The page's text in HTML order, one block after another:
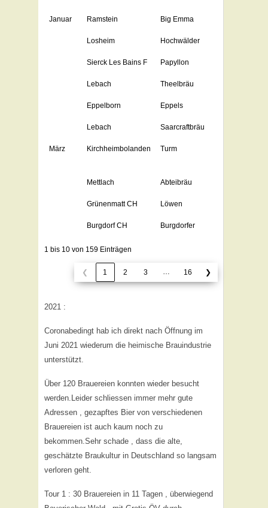
Januar Ramstein Big Emma
Losheim Hochwälder
Sierck Les Bains F Papyllon
Lebach Theelbräu
Eppelborn Eppels
Lebach Saarcraftbräu
März Kirchheimbolanden Turm
Mettlach Abteibräu
Grünenmatt CH Löwen
Burgdorf CH Burgdorfer
1 bis 10 von 159 Einträgen
❮ 1 2 3 … 16 ❯
2021 :
Coronabedingt hab ich direkt nach Öffnung im
Juni 2021 wiederum die heimische Brauindustrie
unterstützt.
Über 120 Brauereien konnten wieder besucht
werden.Leider schliessen immer mehr gute
Adressen , gezapftes Bier von verschiedenen
Brauereien ist auch kaum noch zu
bekommen.Sehr schade , dass die alte,
geschätzte Braukultur in Deutschland so langsam
verloren geht.
Tour 1 : 30 Brauereien in 11 Tagen , überwiegend